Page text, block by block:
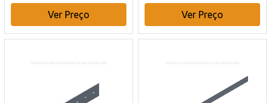
mm C x 1324 mm C Case
CE
Ver Preço
Ver Preço